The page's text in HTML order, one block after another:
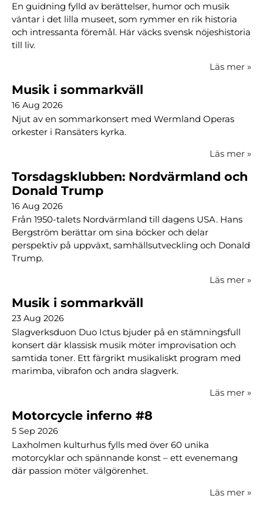
En guidning fylld av berättelser, humor och musik
väntar i det lilla museet, som rymmer en rik historia
och intressanta föremål. Här väcks svensk nöjeshistoria
till liv.
Läs mer »
Musik i sommarkväll
16 Aug 2026
Njut av en sommarkonsert med Wermland Operas
orkester i Ransäters kyrka.
Läs mer »
Torsdagsklubben: Nordvärmland och
Donald Trump
16 Aug 2026
Från 1950-talets Nordvärmland till dagens USA. Hans
Bergström berättar om sina böcker och delar
perspektiv på uppväxt, samhällsutveckling och Donald
Trump.
Läs mer »
Musik i sommarkväll
23 Aug 2026
Slagverksduon Duo Ictus bjuder på en stämningsfull
konsert där klassisk musik möter improvisation och
samtida toner. Ett färgrikt musikaliskt program med
marimba, vibrafon och andra slagverk.
Läs mer »
Motorcycle inferno #8
5 Sep 2026
Laxholmen kulturhus fylls med över 60 unika
motorcyklar och spännande konst – ett evenemang
där passion möter välgörenhet.
Läs mer »